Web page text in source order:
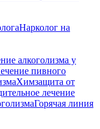
Нарколог на
алкоголизма у
пивного
Химзащита от
лечение
Горячая линия